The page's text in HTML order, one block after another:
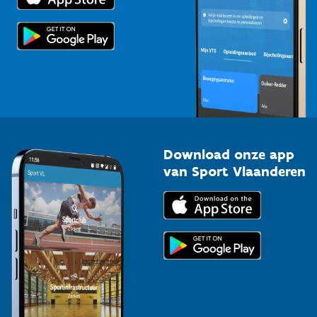
Topsporters
Download onze app
van Sport Vlaanderen